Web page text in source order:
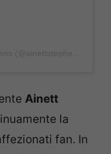
Ainett
la
fan. In